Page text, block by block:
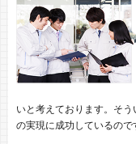
いと考えております。そ
の実現に成功しているので